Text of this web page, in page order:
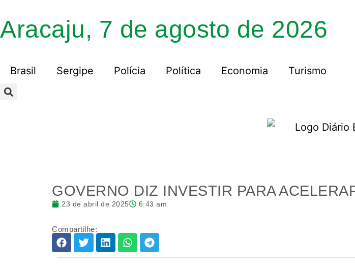
Aracaju, 7 de agosto de 2026
Brasil Sergipe Polícia Política Economia Turismo
GOVERNO DIZ INVESTIR PARA
23 de abril de 2025 6:43 am
Compartilhe: